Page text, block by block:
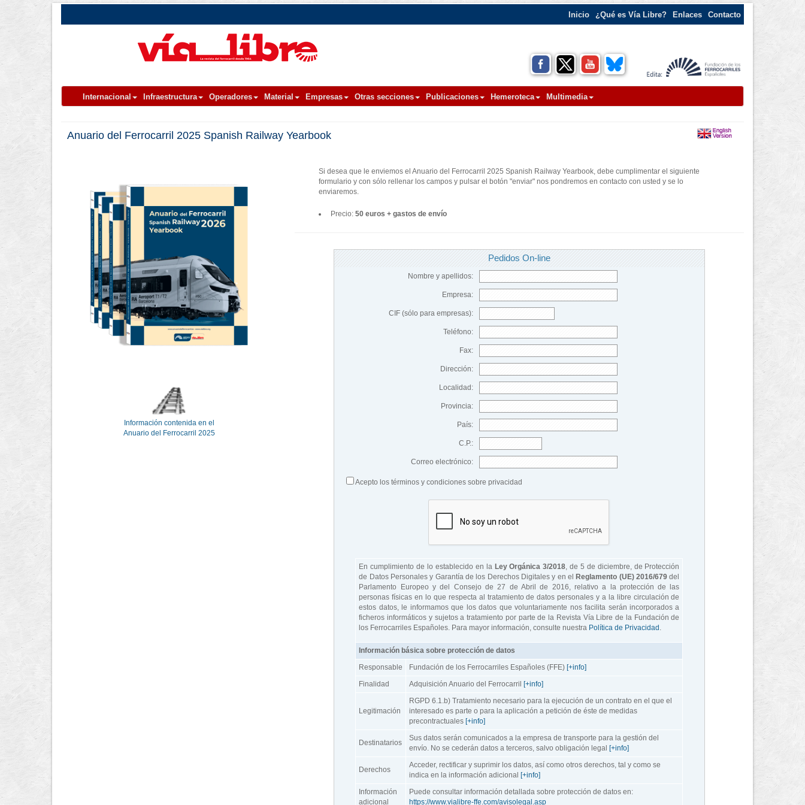
Inicio ¿Qué es Vía Libre? Enlaces Contacto
Internacional Infraestructura Operadores Material Empresas Otras secciones Publicaciones Hemeroteca Multimedia
Anuario del Ferrocarril 2025 Spanish Railway Yearbook
Información contenida en el
Anuario del Ferrocarril 2025
Si desea que le enviemos el Anuario del Ferrocarril 2025 Spanish Railway Yearbook, debe cumplimentar el siguiente
formulario y con sólo rellenar los campos y pulsar el botón "enviar" nos pondremos en contacto con usted y se lo
enviaremos.
Precio: 50 euros + gastos de envío
Pedidos On-line
Nombre y apellidos:
Empresa:
CIF (sólo para empresas):
Teléfono:
Fax:
Dirección:
Localidad:
Provincia:
País:
C.P.:
Correo electrónico:
Acepto los términos y condiciones sobre privacidad
En cumplimiento de lo establecido en la Ley Orgánica 3/2018, de 5 de diciembre, de Protección
de Datos Personales y Garantía de los Derechos Digitales y en el
Reglamento (UE) 2016/679 del
Parlamento Europeo y del Consejo de 27 de Abril de 2016, relativo a la protección de las
personas físicas en lo que respecta al tratamiento de datos personales y a la libre circulación de
estos datos, le informamos que los datos que voluntariamente nos facilita serán incorporados a
ficheros informáticos y sujetos a tratamiento por parte de la Revista Vía Libre de la Fundación de
los Ferrocarriles Españoles. Para mayor información, consulte nuestra Política de Privacidad .
Información básica sobre protección de datos
Responsable
Fundación de los Ferrocarriles Españoles (FFE) [+info]
Finalidad
Adquisición Anuario del Ferrocarril [+info]
Legitimación
RGPD 6.1.b) Tratamiento necesario para la ejecución de un contrato en el que el
interesado es parte o para la aplicación a petición de éste de medidas
precontractuales [+info]
Destinatarios
Sus datos serán comunicados a la empresa de transporte para la gestión del
envío. No se cederán datos a terceros, salvo obligación legal [+info]
Derechos
Acceder, rectificar y suprimir los datos, así como otros derechos, tal y como se
indica en la información adicional [+info]
Información
adicional
Puede consultar información detallada sobre protección de datos en:
https://www.vialibre-ffe.com/avisolegal.asp